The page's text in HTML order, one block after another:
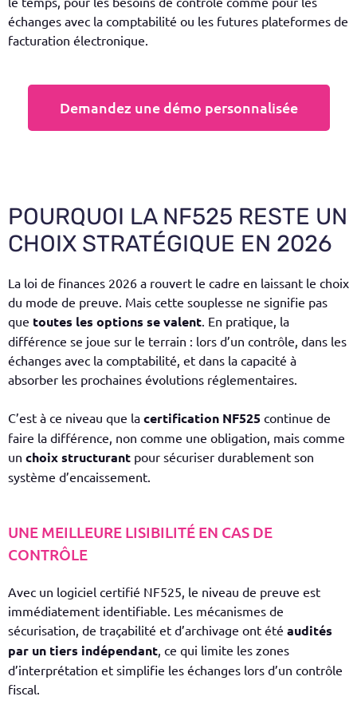
échanges avec la comptabilité ou les futures plateformes de
facturation électronique.
Demandez une démo personnalisée
POURQUOI LA NF525 RESTE UN
CHOIX STRATÉGIQUE EN 2026
La loi de finances 2026 a rouvert le cadre en laissant le choix
du mode de preuve. Mais cette souplesse ne signifie pas
que toutes les options se valent. En pratique, la
différence se joue sur le terrain : lors d’un contrôle, dans les
échanges avec la comptabilité, et dans la capacité à
absorber les prochaines évolutions réglementaires.
C’est à ce niveau que la certification NF525 continue de
faire la différence, non comme une obligation, mais comme
un choix structurant pour sécuriser durablement son
système d’encaissement.
UNE MEILLEURE LISIBILITÉ EN CAS DE
CONTRÔLE
Avec un logiciel certifié NF525, le niveau de preuve est
immédiatement identifiable. Les mécanismes de
sécurisation, de traçabilité et d’archivage ont été audités
par un tiers indépendant, ce qui limite les zones
d’interprétation et simplifie les échanges lors d’un contrôle
fiscal.